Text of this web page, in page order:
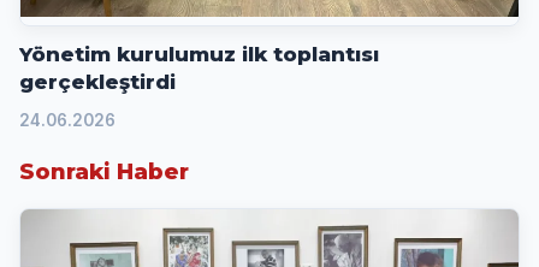
Yönetim kurulumuz ilk toplantısı
gerçekleştirdi
24.06.2026
Sonraki Haber